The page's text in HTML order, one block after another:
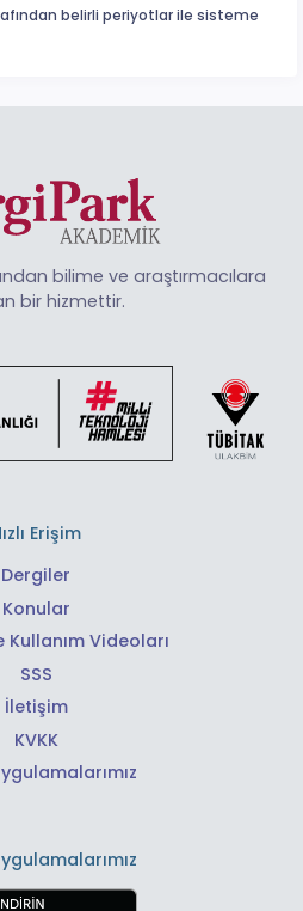
belirli periyotlar ile sisteme
bilime ve araştırmacılara
bir hizmettir.
Erişim
Dergiler
Konular
Kullanım Videoları
SSS
İletişim
KVKK